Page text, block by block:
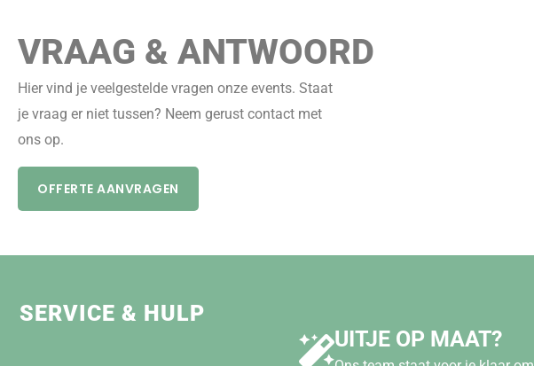
VRAAG & ANTWOORD
Hier vind je veelgestelde vragen onze events. Staat
je vraag er niet tussen? Neem gerust contact met
ons op.
OFFERTE AANVRAGEN
SERVICE & HULP
UITJE OP MAAT?